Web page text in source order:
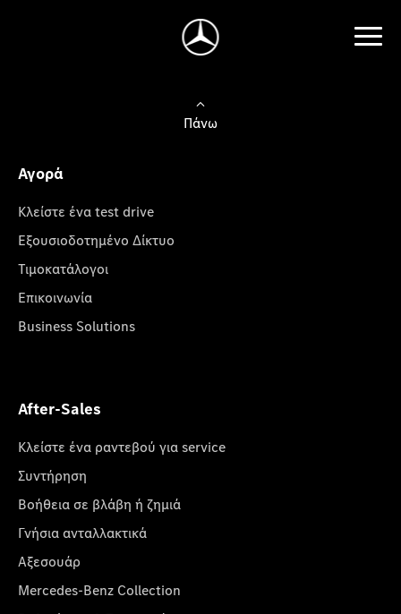
Πάνω
Αγορά
Κλείστε ένα test drive
Εξουσιοδοτημένο Δίκτυο
Τιμοκατάλογοι
Επικοινωνία
Business Solutions
After-Sales
Κλείστε ένα ραντεβού για service
Συντήρηση
Βοήθεια σε βλάβη ή ζημιά
Γνήσια ανταλλακτικά
Αξεσουάρ
Mercedes-Benz Collection